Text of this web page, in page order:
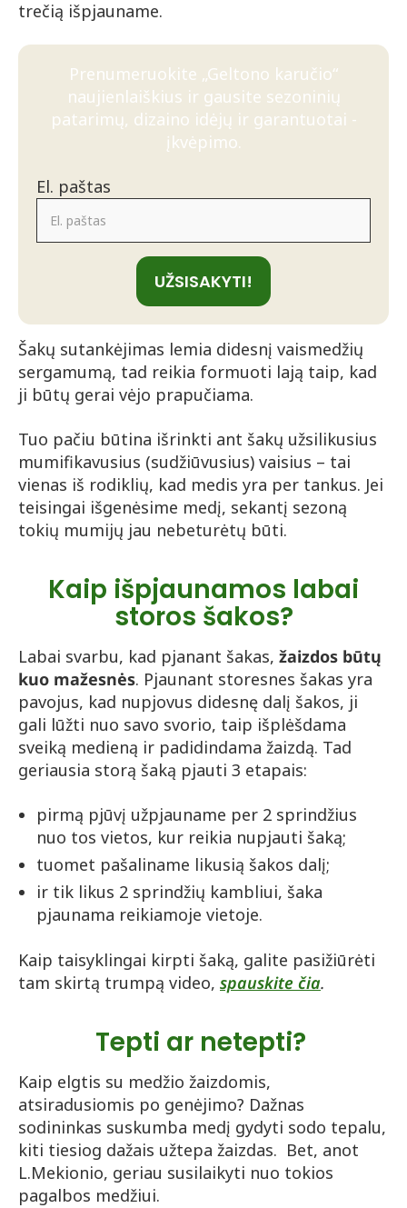
trečią išpjauname.
Prenumeruokite „Geltono karučio“
naujienlaiškius ir gausite sezoninių
patarimų, dizaino idėjų ir garantuotai -
įkvėpimo.
El. paštas
UŽSISAKYTI!
Šakų sutankėjimas lemia didesnį vaismedžių
sergamumą, tad reikia formuoti lają taip, kad
ji būtų gerai vėjo prapučiama.
Tuo pačiu būtina išrinkti ant šakų užsilikusius
mumifikavusius (sudžiūvusius) vaisius – tai
vienas iš rodiklių, kad medis yra per tankus. Jei
teisingai išgenėsime medį, sekantį sezoną
tokių mumijų jau nebeturėtų būti.
Kaip išpjaunamos labai
storos šakos?
Labai svarbu, kad pjanant šakas, žaizdos būtų
kuo mažesnės. Pjaunant storesnes šakas yra
pavojus, kad nupjovus didesnę dalį šakos, ji
gali lūžti nuo savo svorio, taip išplėšdama
sveiką medieną ir padidindama žaizdą. Tad
geriausia storą šaką pjauti 3 etapais:
pirmą pjūvį užpjauname per 2 sprindžius
nuo tos vietos, kur reikia nupjauti šaką;
tuomet pašaliname likusią šakos dalį;
ir tik likus 2 sprindžių kambliui, šaka
pjaunama reikiamoje vietoje.
Kaip taisyklingai kirpti šaką, galite pasižiūrėti
tam skirtą trumpą video, spauskite čia.
Tepti ar netepti?
Kaip elgtis su medžio žaizdomis,
atsiradusiomis po genėjimo? Dažnas
sodininkas suskumba medį gydyti sodo tepalu,
kiti tiesiog dažais užtepa žaizdas. Bet, anot
L.Mekionio, geriau susilaikyti nuo tokios
pagalbos medžiui.